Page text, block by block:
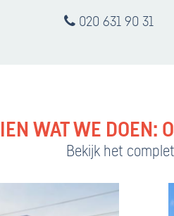
020 631 90 31
WAT WE DOEN:
Bekijk het